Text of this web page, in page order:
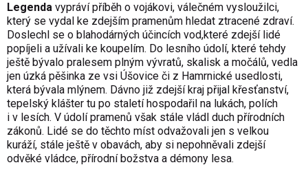
Legenda vypráví příběh o vojákovi, válečném vysloužilci,
který se vydal ke zdejším pramenům hledat ztracené zdraví.
Doslechl se o blahodárných účincích vod,které zdejší lidé
popíjeli a užívali ke koupelím. Do lesního údolí, které tehdy
ještě bývalo pralesem plným vývratů, skalisk a močálů, vedla
jen úzká pěšinka ze vsi Úšovice či z Hamrnické usedlosti,
která bývala mlýnem. Dávno již zdejší kraj přijal křesťanství,
tepelský klášter tu po staletí hospodařil na lukách, polích
i v lesích. V údolí pramenů však stále vládl duch přírodních
zákonů. Lidé se do těchto míst odvažovali jen s velkou
kuráží, stále ještě v obavách, aby si nepohněvali zdejší
odvěké vládce, přírodní božstva a démony lesa.